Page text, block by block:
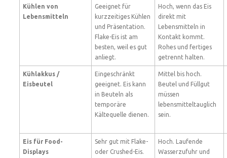
Kühlen von
Lebensmitteln
Geeignet für
kurzzeitiges Kühlen
und Präsentation.
Flake-Eis ist am
besten, weil es gut
anliegt.
Hoch, wenn das Eis
direkt mit
Lebensmitteln in
Kontakt kommt.
Rohes und fertiges
getrennt halten.
Kühlakkus /
Eisbeutel
Eingeschränkt
geeignet. Eis kann
in Beuteln als
temporäre
Kältequelle dienen.
Mittel bis hoch.
Beutel und Füllgut
müssen
lebensmitteltauglich
sein.
Eis für Food-
Displays
Sehr gut mit Flake-
oder Crushed-Eis.
Hoch. Laufende
Wasserzufuhr und